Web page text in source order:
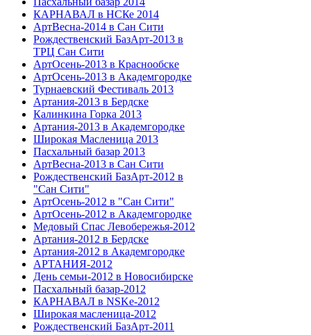
КАРНАВАЛ в НСКе 2014
АртВесна-2014 в Сан Сити
Рождественский БазАрт-2013 в
ТРЦ Сан Сити
АртОсень-2013 в Краснообске
АртОсень-2013 в Академгородке
Турнаевский Фестиваль 2013
Артания-2013 в Бердске
Калинкина Горка 2013
Артания-2013 в Академгородке
Широкая Масленица 2013
Пасхальный базар 2013
АртВесна-2013 в Сан Сити
Рождественский БазАрт-2012 в
"Сан Сити"
АртОсень-2012 в "Сан Сити"
АртОсень-2012 в Академгородке
Медовый Спас Левобережья-2012
Артания-2012 в Бердске
Артания-2012 в Академгородке
АРТАНИЯ-2012
День семьи-2012 в Новосибирске
Пасхальный базар-2012
КАРНАВАЛ в NSKe-2012
Широкая масленица-2012
Рождественский БазАрт-2011